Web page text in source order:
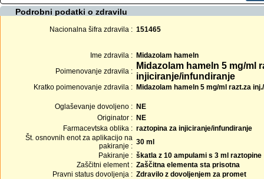
Podrobni podatki o zdravilu
Nacionalna šifra zdravila : 151465
Ime zdravila : Midazolam hameln
Poimenovanje zdravila :
Midazolam hameln 5 mg/ml
injiciranje/infundiranje
Kratko poimenovanje zdravila : Midazolam hameln 5 mg/ml razt.za
Oglaševanje dovoljeno : NE
Originator : NE
Farmacevtska oblika : raztopina za injiciranje/infundiranje
Št. osnovnih enot za aplikacijo na
pakiranje : 30 ml
Pakiranje : škatla z 10 ampulami s 3 ml raztopine
Zaščitni element : Zaščitna elementa sta prisotna
Pravni status dovoljenja : Zdravilo z dovoljenjem za promet